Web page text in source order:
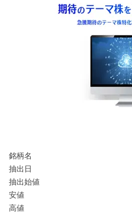
銘柄名
抽出日
抽出始値
安値
高値